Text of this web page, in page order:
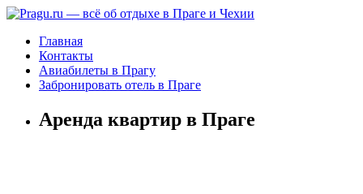
Главная
Контакты
Авиабилеты в Прагу
Забронировать отель в Праге
Аренда квартир в Праге